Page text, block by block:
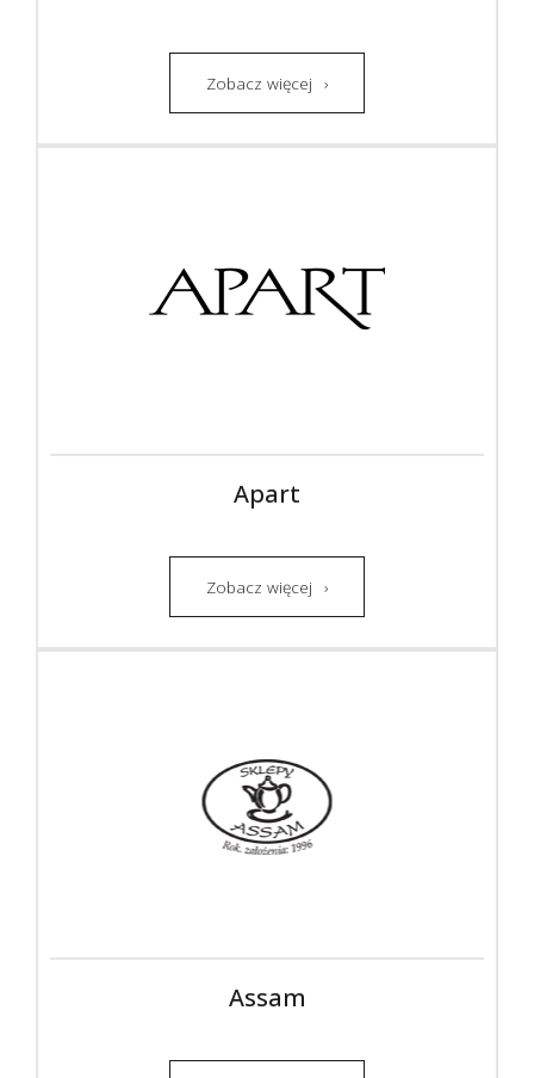
Zobacz więcej
Apart
Zobacz więcej
Assam